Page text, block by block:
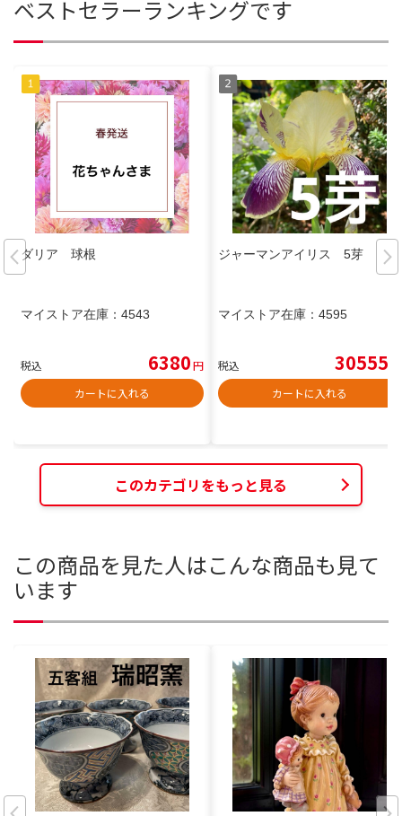
ベストセラーランキングです
ダリア 球根
マイストア在庫： 4543
税込 6380円
カートに入れる
ジャーマンアイリス 5芽
マイストア在庫： 4595
税込 30555
カートに入れる
このカテゴリをもっと見る
この商品を見た人はこんな商品も見て
います